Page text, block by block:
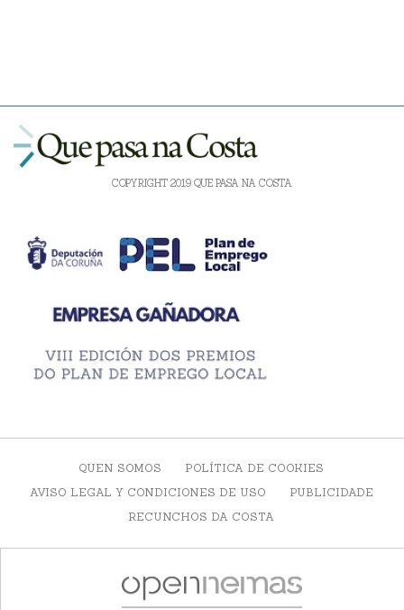
COPYRIGHT 2019 QUE PASA NA COSTA
QUEN SOMOS
POLÍTICA DE COOKIES
AVISO LEGAL Y CONDICIONES DE USO
PUBLICIDADE
RECUNCHOS DA COSTA